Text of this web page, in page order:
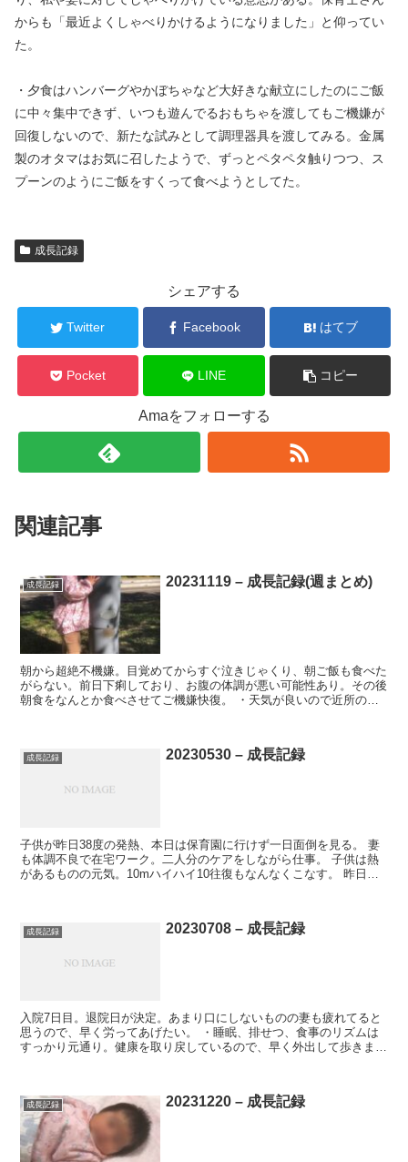
からも「最近よくしゃべりかけるようになりました」と仰ってい
た。
・夕食はハンバーグやかぼちゃなど大好きな献立にしたのにご飯
に中々集中できず、いつも遊んでるおもちゃを渡してもご機嫌が
回復しないので、新たな試みとして調理器具を渡してみる。金属
製のオタマはお気に召したようで、ずっとペタペタ触りつつ、ス
プーンのようにご飯をすくって食べようとしてた。
成長記録
シェアする
Twitter Facebook はてブ
Pocket LINE コピー
Amaをフォローする
関連記事
成長記録 20231119 – 成長記録(週まとめ)
朝から超絶不機嫌。目覚めてからすぐ泣きじゃくり、朝ご飯も食べた
がらない。前日下痢しており、お腹の体調が悪い可能性あり。その後
朝食をなんとか食べさせてご機嫌快復。 ・天気が良いので近所の公
成長記録 20230530 – 成長記録
子供が昨日38度の発熱、本日は保育園に行けず一日面倒を見る。 妻
も体調不良で在宅ワーク。二人分のケアをしながら仕事。 子供は熱
があるものの元気。10mハイハイ10往復もなんなくこなす。 昨日か
成長記録 20230708 – 成長記録
入院7日目。退院日が決定。あまり口にしないものの妻も疲れてると
思うので、早く労ってあげたい。 ・睡眠、排せつ、食事のリズムは
すっかり元通り。健康を取り戻しているので、早く外出して歩きまわ
成長記録 20231220 – 成長記録